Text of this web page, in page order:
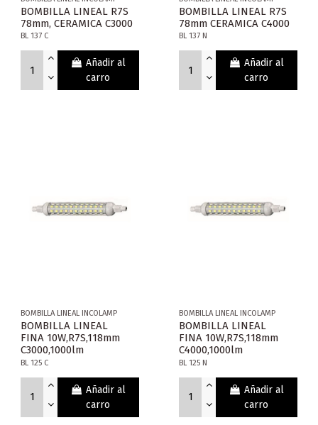
BOMBILLA LINEAL R7S
78mm, CERAMICA C3000
BL 137 C
Añadir al
carro
BOMBILLA LINEAL R7S
78mm CERAMICA C4000
BL 137 N
Añadir al
carro
BOMBILLA LINEAL INCOLAMP
BOMBILLA LINEAL
FINA 10W,R7S,118mm
C3000,1000lm
BL 125 C
Añadir al
carro
BOMBILLA LINEAL INCOLAMP
BOMBILLA LINEAL
FINA 10W,R7S,118mm
C4000,1000lm
BL 125 N
Añadir al
carro